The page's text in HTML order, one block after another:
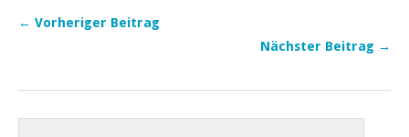
← Vorheriger Beitrag
Nächster Beitrag →